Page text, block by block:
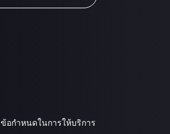
ข้อกำหนดในการให้บริการ